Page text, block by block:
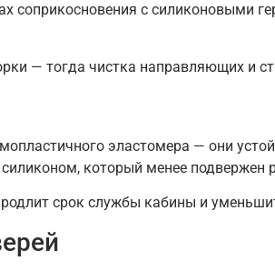
соприкосновения с силиконовыми
— тогда чистка направляющих и
эластомера — они
который менее
срок службы кабины и